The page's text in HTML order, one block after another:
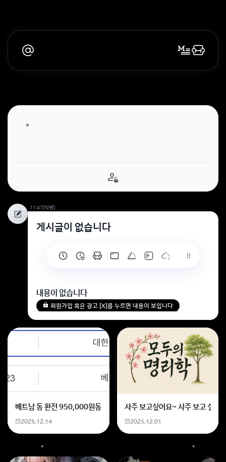
11:47[익명]
게시글이 없습니다
내용이 없습니다
회원가입 혹은 광고 [X]를 누르면 내용이 보입니다
베트남 동 환전 950,000원동 한화 계산할때0하나 빼고 나누기 2하면
2025.12.14
사주 보고싶어요~ 사주 보고 싶
2025.12.01